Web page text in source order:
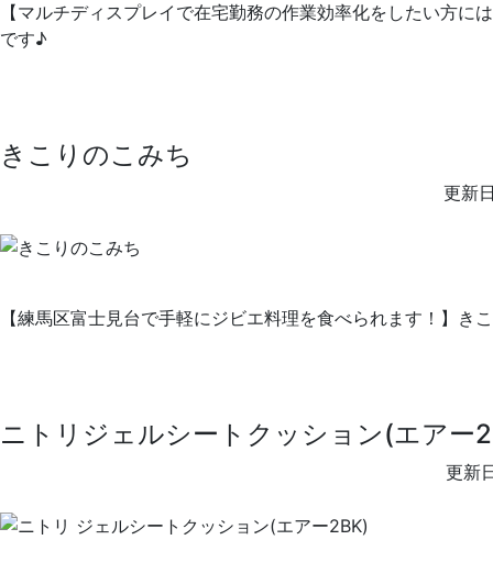
【マルチディスプレイで在宅勤務の作業効率化をしたい方
です♪
きこりのこみち
更新
【練馬区富士見台で手軽にジビエ料理を食べられます！】
ニトリジェルシートクッション(エアー
更新